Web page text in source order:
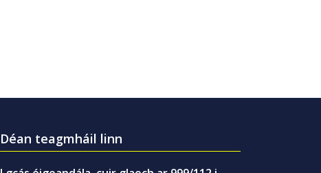
Déan teagmháil linn